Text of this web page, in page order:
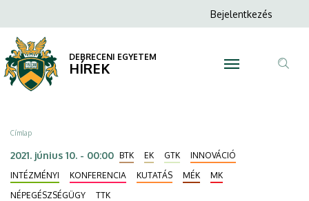
–
kutatói
partnerség
DEBRECENI
EGYETEM
a
tartalomra
Anonim
menüje
Bejelentkezés
DEBRECENI EGYETEM
HÍREK
Morzsa
Címlap
2021. június 10. - 00:00 BTK EK GTK
INNOVÁCIÓ
INTÉZMÉNYI
KONFERENCIA KUTATÁS MÉK
MK
NÉPEGÉSZSÉGÜGY
TTK